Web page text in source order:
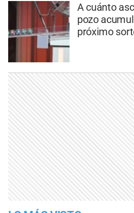
A cuánto
pozo
próximo